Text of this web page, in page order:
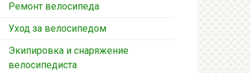
Ремонт велосипеда
Уход за велосипедом
Экипировка и снаряжение
велосипедиста